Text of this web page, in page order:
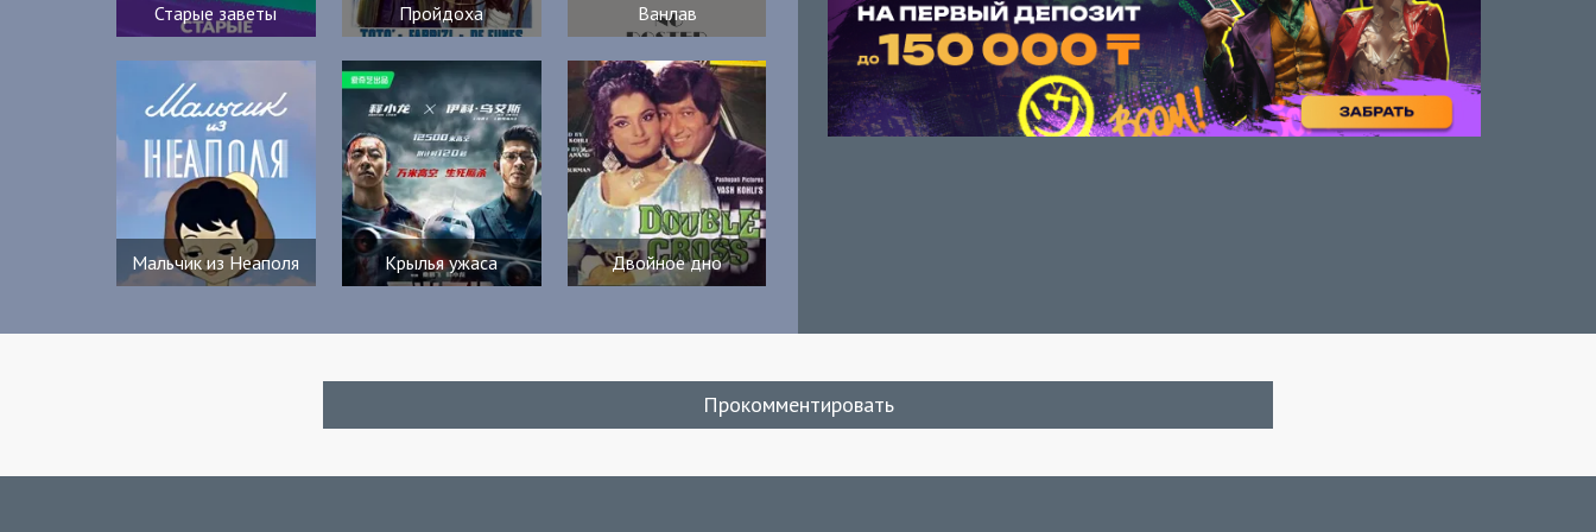
Старые заветы Пройдоха Ванлав
Мальчик из Неаполя Крылья ужаса Двойное дно
Прокомментировать